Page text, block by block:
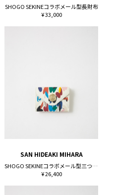
SHOGO SEKINEコラボメール型長財布
¥ 33,000
SAN HIDEAKI MIHARA
SHOGO SEKINEコラボメール型三つ折り財布
¥ 26,400